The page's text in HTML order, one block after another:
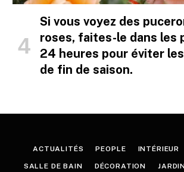
Si vous voyez des
roses, faites-le dans les
24 heures pour éviter
de fin de saison.
ACTUALITÉS PEOPLE INTÉRIEUR
SALLE DE BAIN DÉCORATION